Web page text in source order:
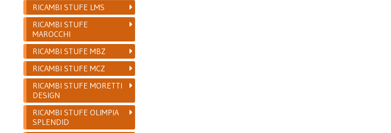
RICAMBI STUFE LMS
RICAMBI STUFE
MAROCCHI
RICAMBI STUFE MBZ
RICAMBI STUFE MCZ
RICAMBI STUFE MORETTI
DESIGN
RICAMBI STUFE OLIMPIA
SPLENDID